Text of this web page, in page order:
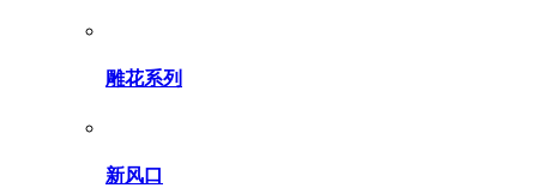
雕花系列
新风口